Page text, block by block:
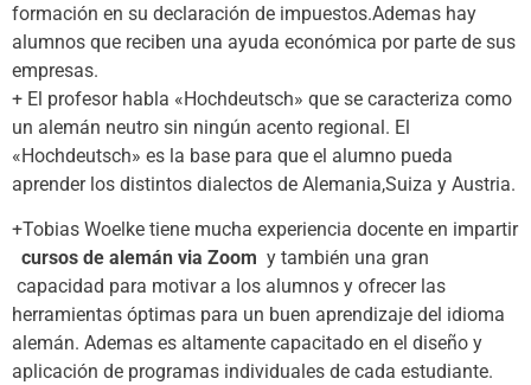
formación en su declaración de impuestos.Ademas hay
alumnos que reciben una ayuda económica por parte de sus
empresas.
+ El profesor habla «Hochdeutsch» que se caracteriza como
un alemán neutro sin ningún acento regional. El
«Hochdeutsch» es la base para que el alumno pueda
aprender los distintos dialectos de Alemania,Suiza y Austria.
+Tobias Woelke tiene mucha experiencia docente en impartir
cursos de alemán via Zoom y también una gran
capacidad para motivar a los alumnos y ofrecer las
herramientas óptimas para un buen aprendizaje del idioma
alemán. Ademas es altamente capacitado en el diseño y
aplicación de programas individuales de cada estudiante.